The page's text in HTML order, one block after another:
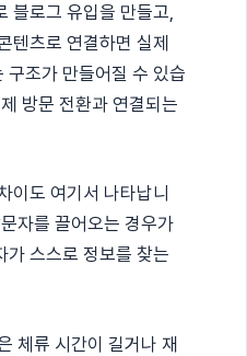
블로그 유입을 만들고,
텐츠로 연결하면 실제
구조가 만들어질 수 있습
방문 전환과 연결되는
이도 여기서 나타납니
자를 끌어오는 경우가
가 스스로 정보를 찾는
체류 시간이 길거나 재